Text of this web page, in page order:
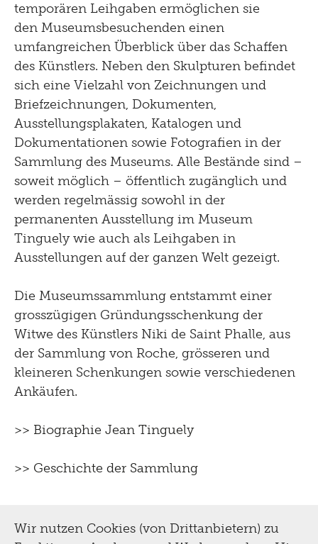
temporären Leihgaben ermöglichen sie
den Museumsbesuchenden einen
umfangreichen Überblick über das Schaffen
des Künstlers. Neben den Skulpturen befindet
sich eine Vielzahl von Zeichnungen und
Briefzeichnungen, Dokumenten,
Ausstellungsplakaten, Katalogen und
Dokumentationen sowie Fotografien in der
Sammlung des Museums. Alle Bestände sind –
soweit möglich – öffentlich zugänglich und
werden regelmässig sowohl in der
permanenten Ausstellung im Museum
Tinguely wie auch als Leihgaben in
Ausstellungen auf der ganzen Welt gezeigt.
Die Museumssammlung entstammt einer
grosszügigen Gründungsschenkung der
Witwe des Künstlers Niki de Saint Phalle, aus
der Sammlung von Roche, grösseren und
kleineren Schenkungen sowie verschiedenen
Ankäufen.
>> Biographie Jean Tinguely
>> Geschichte der Sammlung
Wir nutzen Cookies (von Drittanbietern) zu